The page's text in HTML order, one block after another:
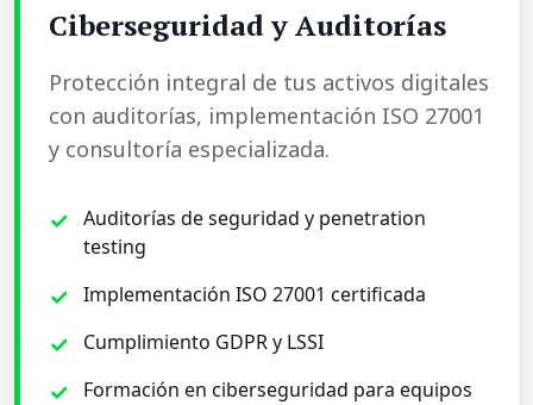
Ciberseguridad y Auditorías
Protección integral de tus activos digitales
con auditorías, implementación ISO 27001
y consultoría especializada.
Auditorías de seguridad y penetration
testing
Implementación ISO 27001 certificada
Cumplimiento GDPR y LSSI
Formación en ciberseguridad para equipos